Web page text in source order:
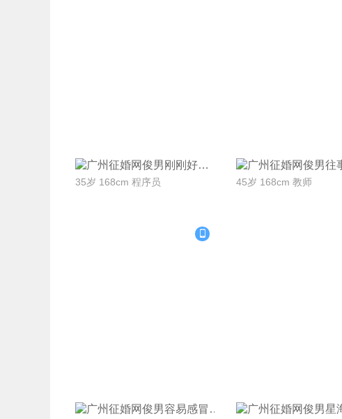
联系Ta 刚刚好
35岁 168cm 程序员
联系Ta
45岁 168cm 教师
联系Ta 容易感冒 联系Ta